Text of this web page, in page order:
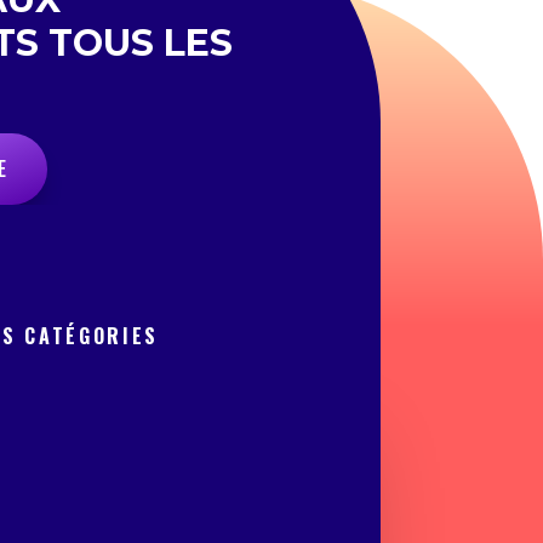
TOUS LES
CATÉGORIES